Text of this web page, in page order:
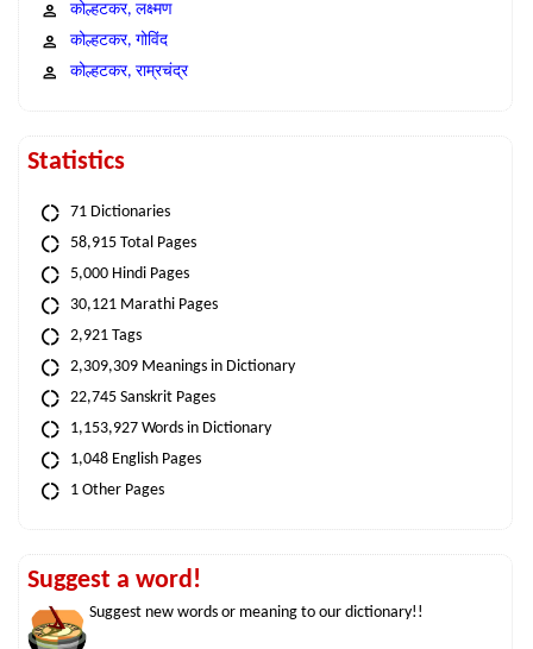
कोल्हटकर, लक्ष्मण
कोल्हटकर, गोविंद
कोल्हटकर, राम्रचंद्र
Statistics
71 Dictionaries
58,915 Total Pages
5,000 Hindi Pages
30,121 Marathi Pages
2,921 Tags
2,309,309 Meanings in Dictionary
22,745 Sanskrit Pages
1,153,927 Words in Dictionary
1,048 English Pages
1 Other Pages
Suggest a word!
Suggest new words or meaning to our dictionary!!